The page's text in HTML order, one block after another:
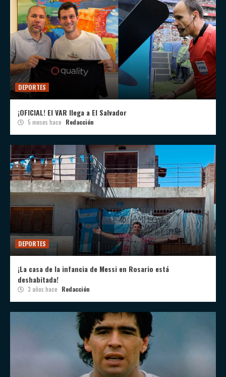
DEPORTES
¡OFICIAL! El VAR llega a El Salvador
5 meses hace Redacción
DEPORTES
¡La casa de la infancia de Messi en Rosario está
deshabitada!
3 años hace Redacción